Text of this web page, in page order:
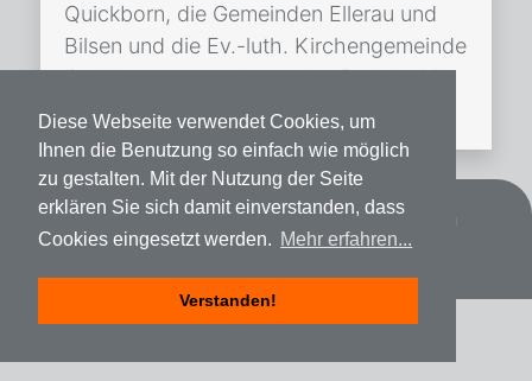
Diese Webseite verwendet Cookies, um
Ihnen die Benutzung so einfach wie möglich
zu gestalten. Mit der Nutzung der Seite
erklären Sie sich damit einverstanden, dass
Cookies eingesetzt werden. Mehr erfahren...
Verstanden!
Quickborn, die Gemeinden Ellerau und
Bilsen und die Ev.-luth. Kirchengemeinde
Quickborn unterstützen das Projekt. Mit
der Umsetzung […]
Datenschutz Impressum Spenden